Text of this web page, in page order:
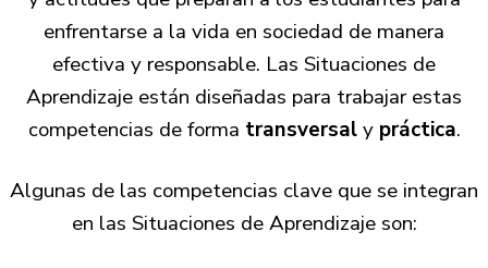
enfrentarse a la vida en sociedad de manera
efectiva y responsable. Las Situaciones de
Aprendizaje están diseñadas para trabajar estas
competencias de forma transversaly práctica.
Algunas de las competencias clave que se integran
en las Situaciones de Aprendizaje son: